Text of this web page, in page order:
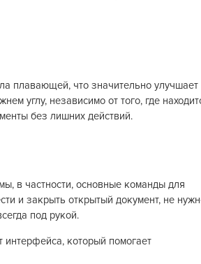
плавающей, что значительно улучшает
углу, независимо от того, где
без лишних действий.
в частности, основные команды для
и закрыть открытый документ, не
под рукой.
интерфейса, который помогает